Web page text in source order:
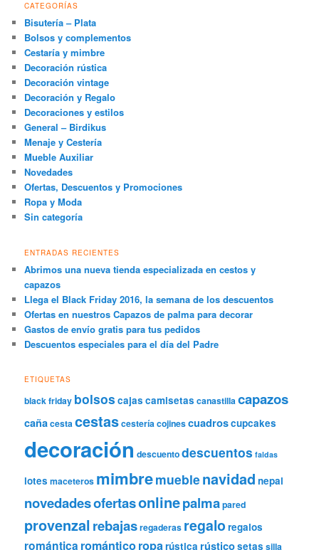
CATEGORÍAS
Bisutería – Plata
Bolsos y complementos
Cestaría y mimbre
Decoración rústica
Decoración vintage
Decoración y Regalo
Decoraciones y estilos
General – Birdikus
Menaje y Cestería
Mueble Auxiliar
Novedades
Ofertas, Descuentos y Promociones
Ropa y Moda
Sin categoría
ENTRADAS RECIENTES
Abrimos una nueva tienda especializada en cestos y
capazos
Llega el Black Friday 2016, la semana de los descuentos
Ofertas en nuestros Capazos de palma para decorar
Gastos de envío gratis para tus pedidos
Descuentos especiales para el día del Padre
ETIQUETAS
black friday bolsos cajas camisetas canastillacapazos
cañacestacestascesteríacojinescuadroscupcakes
decoración descuentodescuentos faldas
lotes maceteros mimbremueblenavidad nepal
novedadesofertasonlinepalmapared
provenzalrebajasregaderas regalo regalos
romántica románticoroparústica rústicosetas silla